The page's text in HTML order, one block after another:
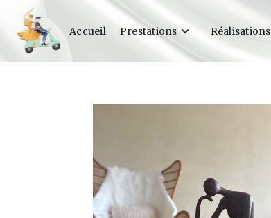
Accueil Prestations Réalisations